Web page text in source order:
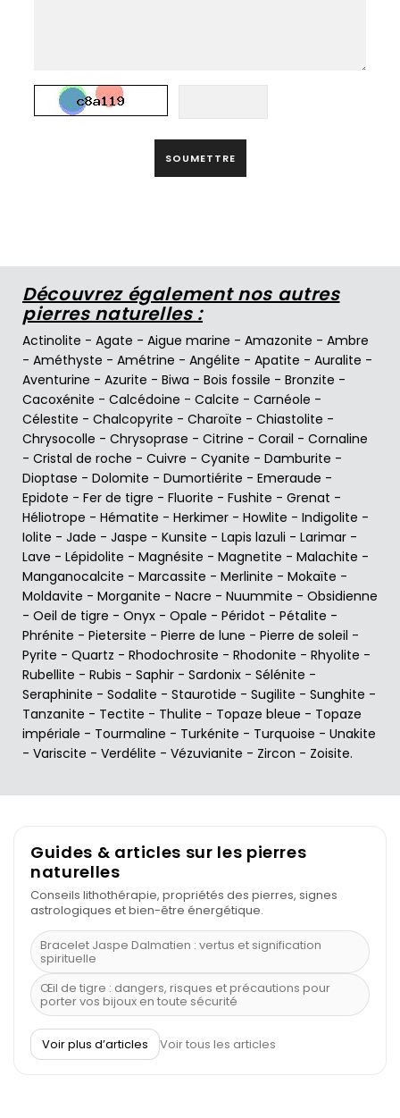
SOUMETTRE
Découvrez également nos autres
pierres naturelles :
Actinolite - Agate - Aigue marine - Amazonite - Ambre
- Améthyste - Amétrine - Angélite - Apatite - Auralite -
Aventurine - Azurite - Biwa - Bois fossile - Bronzite -
Cacoxénite - Calcédoine - Calcite - Carnéole -
Célestite - Chalcopyrite - Charoïte - Chiastolite -
Chrysocolle - Chrysoprase - Citrine - Corail - Cornaline
- Cristal de roche - Cuivre - Cyanite - Damburite -
Dioptase - Dolomite - Dumortiérite - Emeraude -
Epidote - Fer de tigre - Fluorite - Fushite - Grenat -
Héliotrope - Hématite - Herkimer - Howlite - Indigolite -
Iolite - Jade - Jaspe - Kunsite - Lapis lazuli - Larimar -
Lave - Lépidolite - Magnésite - Magnetite - Malachite -
Manganocalcite - Marcassite - Merlinite - Mokaïte -
Moldavite - Morganite - Nacre - Nuummite - Obsidienne
- Oeil de tigre - Onyx - Opale - Péridot - Pétalite -
Phrénite - Pietersite - Pierre de lune - Pierre de soleil -
Pyrite - Quartz - Rhodochrosite - Rhodonite - Rhyolite -
Rubellite - Rubis - Saphir - Sardonix - Sélénite -
Seraphinite - Sodalite - Staurotide - Sugilite - Sunghite -
Tanzanite - Tectite - Thulite - Topaze bleue - Topaze
impériale - Tourmaline - Turkénite - Turquoise - Unakite
- Variscite - Verdélite - Vézuvianite - Zircon - Zoisite.
Guides & articles sur les pierres
naturelles
Conseils lithothérapie, propriétés des pierres, signes
astrologiques et bien-être énergétique.
Bracelet Jaspe Dalmatien : vertus et signification
spirituelle
Œil de tigre : dangers, risques et précautions pour
porter vos bijoux en toute sécurité
À quel poignet porter un bracelet de pierre
Découvrez le scorpion et ses pierres
Voir plus d’articles Voir tous les articles